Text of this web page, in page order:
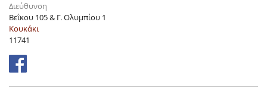
Διεύθυνση
Βεΐκου 105 & Γ. Ολυμπίου 1
Κουκάκι
11741